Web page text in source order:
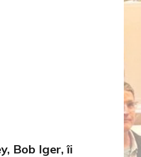
Bob Iger, îi